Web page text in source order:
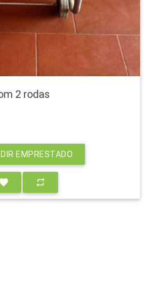
2 rodas
EMPRESTADO
repeat